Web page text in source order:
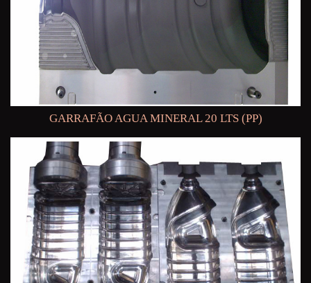
GARRAFÃO AGUA MINERAL 20 LTS (PP)